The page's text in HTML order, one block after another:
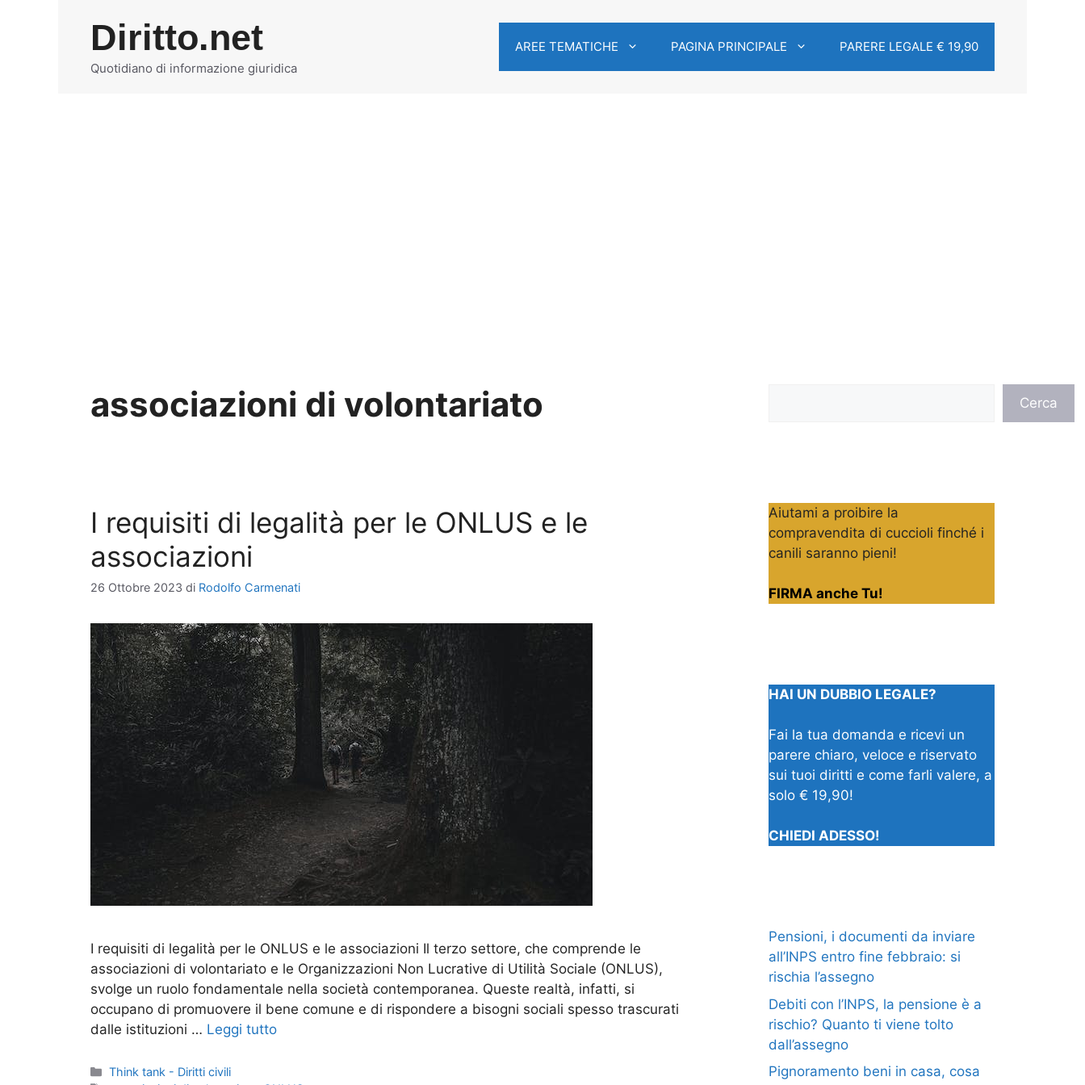
Diritto.net
Quotidiano di informazione giuridica
AREE TEMATICHE PAGINA PRINCIPALE PARERE LEGALE € 19,90
associazioni di volontariato
I requisiti di legalità per le ONLUS e le
associazioni
26 Ottobre 2023 di Rodolfo Carmenati
I requisiti di legalità per le ONLUS e le associazioni Il terzo settore, che comprende le
associazioni di volontariato e le Organizzazioni Non Lucrative di Utilità Sociale (ONLUS),
svolge un ruolo fondamentale nella società contemporanea. Queste realtà, infatti, si
occupano di promuovere il bene comune e di rispondere a bisogni sociali spesso trascurati
dalle istituzioni … Leggi tutto
Categorie
Think tank - Diritti civili
Cerca
Aiutami a proibire la
compravendita di cuccioli finché i
canili saranno pieni!
FIRMA anche Tu!
HAI UN DUBBIO LEGALE?
Fai la tua domanda e ricevi un
parere chiaro, veloce e riservato
sui tuoi diritti e come farli valere, a
solo € 19,90!
CHIEDI ADESSO!
Pensioni, i documenti da inviare
all’INPS entro fine febbraio: si
rischia l’assegno
Debiti con l’INPS, la pensione è a
rischio? Quanto ti viene tolto
dall’assegno
Pignoramento beni in casa, cosa